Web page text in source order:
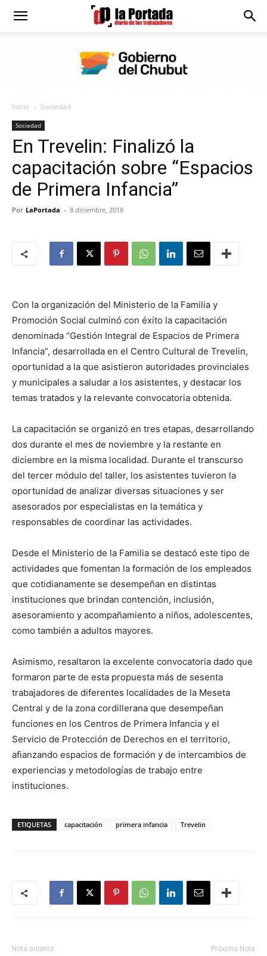
Diario
Portada
Inicio Sociedad
Sociedad
En Trevelin: Finalizó la
capacitación sobre “Espacios
de Primera Infancia”
Por LaPortada - 8 diciembre, 2018
Con la organización del Ministerio de la Familia y
Promoción Social culminó con éxito la capacitación
denominada “Gestión Integral de Espacios de Primera
Infancia”, desarrollada en el Centro Cultural de Trevelin,
oportunidad a la que asistieron autoridades provinciales
y municipales a saludar a los asistentes, y destacar los
temas tratados y la relevante convocatoria obtenida.
La capacitación se organizó en tres etapas, desarrollando
dos durante el mes de noviembre y la restante en
diciembre en la misma localidad. Durante el transcurso
del tercer módulo del taller, los asistentes tuvieron la
oportunidad de analizar diversas situaciones y ser
asesorados por especialistas en la temática y
responsables de coordinar las actividades.
Desde el Ministerio de la Familia se destacó este tipo de
actividades que fomentan la formación de los empleados
que cotidianamente se desempeñan en distintas
instituciones que brindan contención, inclusión,
asesoramiento y acompañamiento a niños, adolescentes,
como también a adultos mayores.
Asimismo, resaltaron la excelente convocatoria dado que
formaron parte de esta propuesta más de sesenta
trabajadores de diferentes localidades de la Meseta
Central y de la zona cordillerana que desempeñan
funciones en los Centros de Primera Infancia y el
Servicio de Protección de Derechos en el territorio,
afianzando espacios de formación y de intercambios de
experiencias y metodologías de trabajo entre
instituciones.
ETIQUETAS capacitación primera infancia Trevelin
Nota anterior Próxima Nota